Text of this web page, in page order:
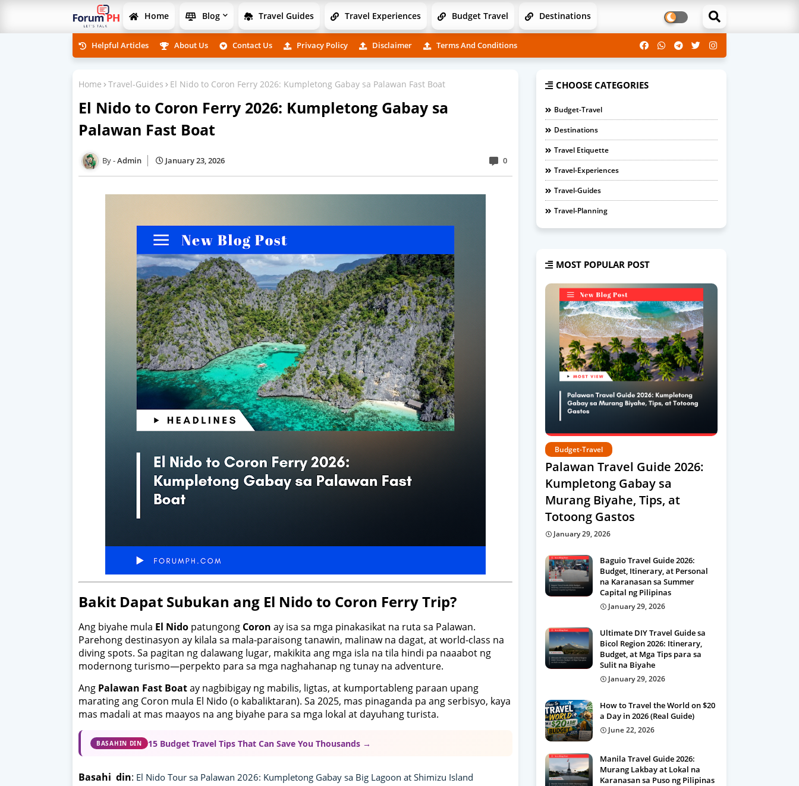
Home Blog Travel Guides Travel Experiences Budget Travel Destinations
Helpful Articles About Us Contact Us Privacy Policy Disclaimer Terms And Conditions
Home Travel-Guides El Nido to Coron Ferry 2026: Kumpletong Gabay sa Palawan Fast Boat
El Nido to Coron Ferry 2026: Kumpletong Gabay sa
Palawan Fast Boat
Admin January 23, 2026 0
Bakit Dapat Subukan ang El Nido to Coron Ferry Trip?
Ang biyahe mula El Nido patungong Coron ay isa sa mga pinakasikat na ruta sa Palawan.
Parehong destinasyon ay kilala sa mala-paraisong tanawin, malinaw na dagat, at world-class na
diving spots. Sa pagitan ng dalawang lugar, makikita ang mga isla na tila hindi pa naaabot ng
modernong turismo—perpekto para sa mga naghahanap ng tunay na adventure.
Ang Palawan Fast Boatay nagbibigay ng mabilis, ligtas, at kumportableng paraan upang
marating ang Coron mula El Nido (o kabaliktaran). Sa 2025, mas pinaganda pa ang serbisyo, kaya
mas madali at mas maayos na ang biyahe para sa mga lokal at dayuhang turista.
BASAHIN DIN 15 Budget Travel Tips That Can Save You Thousands →
Basahi din: El Nido Tour sa Palawan 2026: Kumpletong Gabay sa Big Lagoon at Shimizu Island
CHOOSE CATEGORIES
Budget-Travel
Destinations
Travel Etiquette
Travel-Experiences
Travel-Guides
Travel-Planning
MOST POPULAR POST
Budget-Travel
Palawan Travel Guide 2026:
Kumpletong Gabay sa
Murang Biyahe, Tips, at
Totoong Gastos
January 29, 2026
Baguio Travel Guide 2026:
Budget, Itinerary, at Personal
na Karanasan sa Summer
Capital ng Pilipinas
January 29, 2026
Ultimate DIY Travel Guide sa
Bicol Region 2026: Itinerary,
Budget, at Mga Tips para sa
Sulit na Biyahe
January 29, 2026
How to Travel the World on $20
a Day in 2026 (Real Guide)
June 22, 2026
Manila Travel Guide 2026:
Murang Lakbay at Lokal na
Karanasan sa Puso ng Pilipinas